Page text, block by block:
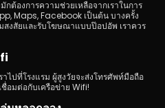
ต้องการความช่วยเหลือจากเราในการ
Maps, Facebook เป็นต้น บางครั้ง
งสัยและรับโฆษณาแบบป๊อปอัพ เราควร
าไปที่โรงแรม ผู้สูงวัยจะส่งโทรศัพท์มือถือ
ชื่อมต่อกับเครือข่าย Wifi!